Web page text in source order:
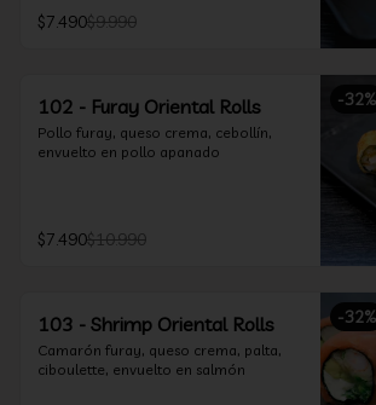
$7.490$9.990
-32%
102 - Furay Oriental Rolls
Pollo furay, queso crema, cebollín,
envuelto en pollo apanado
$7.490$10.990
-32%
103 - Shrimp Oriental Rolls
Camarón furay, queso crema, palta,
ciboulette, envuelto en salmón